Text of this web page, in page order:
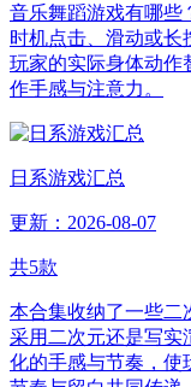
音乐舞蹈游戏有哪些
时机点击、滑动或长
玩家的实际身体动作
作手感与注意力。
日系游戏汇总
更新：2026-08-07
共5款
本合集收纳了一些二
采用二次元还是写实
化的手感与节奏，使